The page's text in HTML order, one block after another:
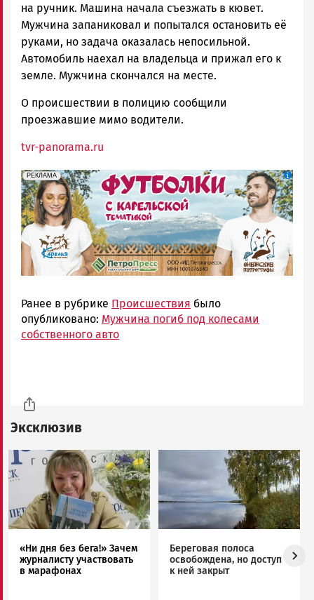
на ручник. Машина начала съезжать в кювет.
Мужчина запаниковал и попытался остановить её
руками, но задача оказалась непосильной.
Автомобиль наехал на владельца и прижал его к
земле. Мужчина скончался на месте.
О происшествии в полицию сообщили
проезжавшие мимо водители.
tvr-panorama.ru
erid: Pb3XmBtzt7qh4nNaikXnuHE1bzSb6Vb4eeL28Ue
РЕКЛАМА
Реклама
Ранее в рубрике Происшествия было
опубликовано: Мужчина погиб под колесами
собственного авто
Эксклюзив
Image
«Ни дня без бега!» Зачем
журналисту участвовать
в марафонах
Береговая полоса
освобождена, но доступ
к ней закрыт